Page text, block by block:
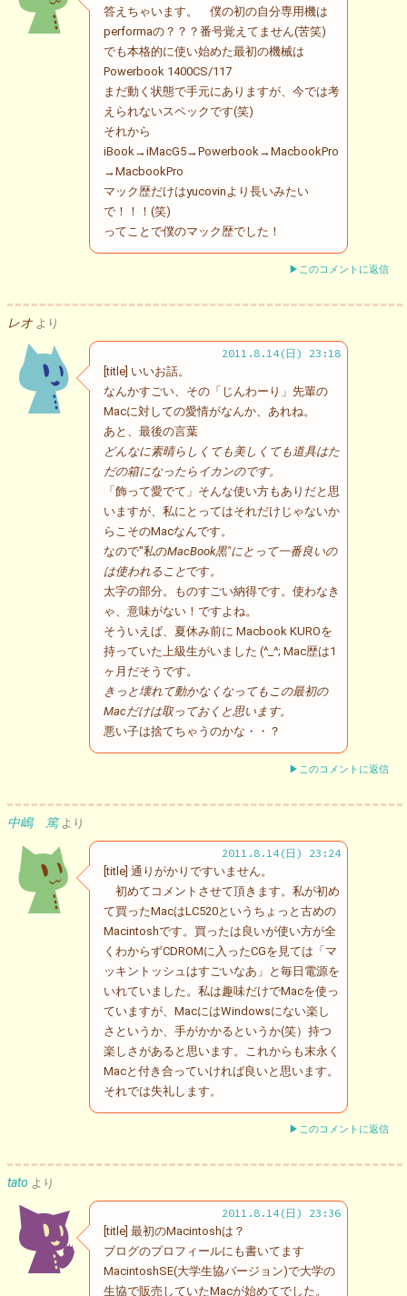
答えちゃいます。 僕の初の自分専用機は
performaの？？？番号覚えてません(苦笑)
でも本格的に使い始めた最初の機械は
Powerbook 1400CS/117
まだ動く状態で手元にありますが、今では考
えられないスペックです(笑)
それから
iBook→iMacG5→Powerbook→MacbookPro
→MacbookPro
マック歴だけはyucovinより長いみたい
で！！！(笑)
ってことで僕のマック歴でした！
▶このコメントに返信
レオ より
2011.8.14(日) 23:18
[title] いいお話。
なんかすごい、その「じんわーり」先輩の
Macに対しての愛情がなんか、あれね。
あと、最後の言葉
どんなに素晴らしくても美しくても道具はた
だの箱になったらイカンのです。
「飾って愛でて」そんな使い方もありだと思
いますが、私にとってはそれだけじゃないか
らこそのMacなんです。
なので"私のMacBook黒"にとって一番良いの
は使われることです。
太字の部分。ものすごい納得です。使わなき
ゃ、意味がない！ですよね。
そういえば、夏休み前に Macbook KUROを
持っていた上級生がいました (^_^; Mac歴は1
ヶ月だそうです。
きっと壊れて動かなくなってもこの最初の
Macだけは取っておくと思います。
悪い子は捨てちゃうのかな・・？
▶このコメントに返信
中嶋 篤 より
2011.8.14(日) 23:24
[title] 通りがかりですいません。
初めてコメントさせて頂きます。私が初め
て買ったMacはLC520というちょっと古めの
Macintoshです。買ったは良いが使い方が全
くわからずCDROMに入ったCGを見ては「マ
ッキントッシュはすごいなあ」と毎日電源を
いれていました。私は趣味だけでMacを使っ
ていますが、MacにはWindowsにない楽し
さというか、手がかかるというか(笑）持つ
楽しさがあると思います。これからも末永く
Macと付き合っていければ良いと思います。
それでは失礼します。
▶このコメントに返信
tato より
2011.8.14(日) 23:36
[title] 最初のMacintoshは？
ブログのプロフィールにも書いてます
MacintoshSE(大学生協バージョン)で大学の
生協で販売していたMacが始めてでした。